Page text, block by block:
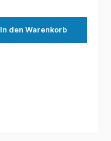
In den Warenkorb